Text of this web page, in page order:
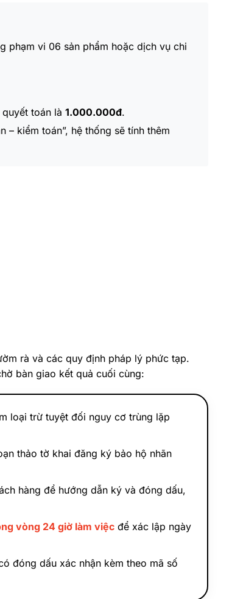
phạm vi 06 sản phẩm hoặc dịch vụ chi
toán là 1.000.000đ.
kiểm toán”, hệ thống sẽ tính thêm
rà và các quy định pháp lý phức tạp.
bàn giao kết quả cuối cùng:
loại trừ tuyệt đối nguy cơ trùng lặp
thảo tờ khai đăng ký bảo hộ nhãn
hàng để hướng dẫn ký và đóng dấu,
vòng 24 giờ làm việcđể xác lập ngày
đóng dấu xác nhận kèm theo mã số